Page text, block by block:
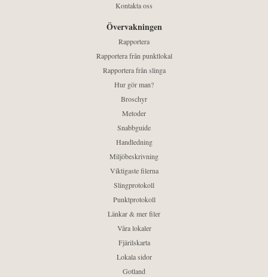
Kontakta oss
Övervakningen
Rapportera
Rapportera från punktlokal
Rapportera från slinga
Hur gör man?
Broschyr
Metoder
Snabbguide
Handledning
Miljöbeskrivning
Viktigaste filerna
Slingprotokoll
Punktprotokoll
Länkar & mer filer
Våra lokaler
Fjärilskarta
Lokala sidor
Gotland